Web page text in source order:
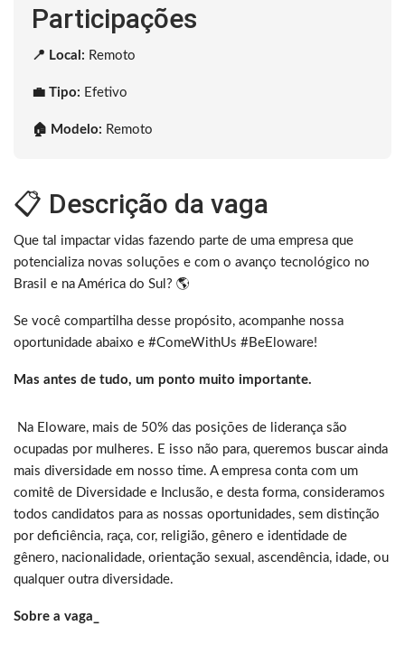
Participações
📍 Local: Remoto
💼 Tipo: Efetivo
🏠 Modelo: Remoto
📋 Descrição da vaga
Que tal impactar vidas fazendo parte de uma empresa que
potencializa novas soluções e com o avanço tecnológico no
Brasil e na América do Sul? 🌎
Se você compartilha desse propósito, acompanhe nossa
oportunidade abaixo e #ComeWithUs #BeEloware!
Mas antes de tudo, um ponto muito importante.
Na Eloware, mais de 50% das posições de liderança são
ocupadas por mulheres. E isso não para, queremos buscar ainda
mais diversidade em nosso time. A empresa conta com um
comitê de Diversidade e Inclusão, e desta forma, consideramos
todos candidatos para as nossas oportunidades, sem distinção
por deficiência, raça, cor, religião, gênero e identidade de
gênero, nacionalidade, orientação sexual, ascendência, idade, ou
qualquer outra diversidade.
Sobre a vaga_